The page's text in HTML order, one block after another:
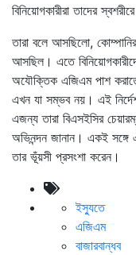
বিনিয়োগকারীরা তাদের
তারা বলে আসছিলো,
আসছিল। এতে
অযৌক্তিক এজিএম পাশ
এখন যা সম্ভব নয়। এই
এজন্য তারা বিএসইসির
অভিনন্দন জানান। একই
তার ভূঁয়সী প্রসংশা করেন।
ইস্যুতে
এজিএম
বাজারবান্ধব